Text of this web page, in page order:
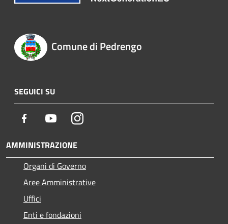
Comune di Pedrengo
SEGUICI SU
Facebook YoutubeInstagram
AMMINISTRAZIONE
Organi di Governo
Aree Amministrative
Uffici
Enti e fondazioni